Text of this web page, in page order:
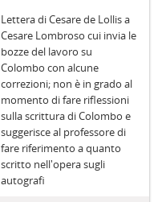
Lettera di Cesare de Lollis a
Cesare Lombroso cui invia le
bozze del lavoro su
Colombo con alcune
correzioni; non è in grado al
momento di fare riflessioni
sulla scrittura di Colombo e
suggerisce al professore di
fare riferimento a quanto
scritto nell'opera sugli
autografi